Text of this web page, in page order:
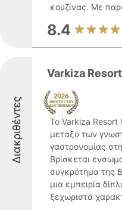
κουζίνας. Με
8.4
Διακριθέντες
Varkiza
Το Varkiza Resort
μεταξύ των
γαστρονομίας
Βρίσκεται
συγκρότημα της
μια εμπειρία
ξεχωριστά